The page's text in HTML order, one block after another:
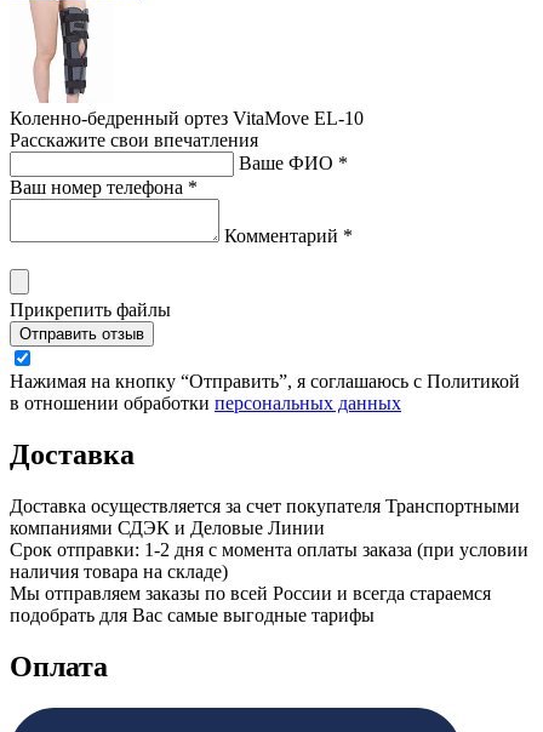
Коленно-бедренный ортез VitaMove EL-10
Расскажите свои впечатления
Ваше ФИО *
Ваш номер телефона *
Комментарий *
Прикрепить файлы
Отправить отзыв
Нажимая на кнопку “Отправить”, я соглашаюсь с Политикой
в отношении обработки персональных данных
Доставка
Доставка осуществляется за счет покупателя Транспортными
компаниями СДЭК и Деловые Линии
Срок отправки: 1-2 дня с момента оплаты заказа (при условии
наличия товара на складе)
Мы отправляем заказы по всей России и всегда стараемся
подобрать для Вас самые выгодные тарифы
Оплата